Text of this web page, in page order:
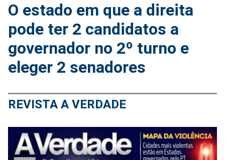
O estado em que a direita
pode ter 2 candidatos a
governador no 2º turno e
eleger 2 senadores
REVISTA A VERDADE